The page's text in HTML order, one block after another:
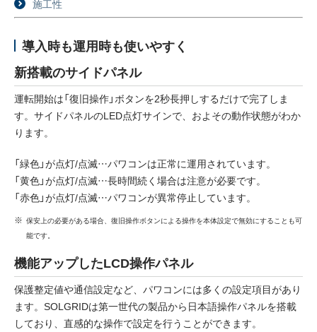
お問い合わせ
施工性
導入時も運用時も使いやすく
新搭載のサイドパネル
運転開始は「復旧操作」ボタンを2秒長押しするだけで完了しま
す。サイドパネルのLED点灯サインで、およその動作状態がわか
ります。
「緑色」が点灯/点滅…パワコンは正常に運用されています。
「黄色」が点灯/点滅…長時間続く場合は注意が必要です。
「赤色」が点灯/点滅…パワコンが異常停止しています。
保安上の必要がある場合、復旧操作ボタンによる操作を本体設定で無効にすることも可
能です。
機能アップしたLCD操作パネル
保護整定値や通信設定など、パワコンには多くの設定項目があり
ます。SOLGRIDは第一世代の製品から日本語操作パネルを搭載
しており、直感的な操作で設定を行うことができます。